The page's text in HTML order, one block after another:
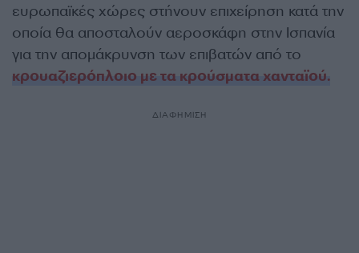
ευρωπαϊκές χώρες στήνουν επιχείρηση κατά την
οποία θα αποσταλούν αεροσκάφη στην Ισπανία
για την απομάκρυνση των επιβατών από το
κρουαζιερόπλοιο με τα κρούσματα χανταϊού.
ΔΙΑΦΗΜΙΣΗ